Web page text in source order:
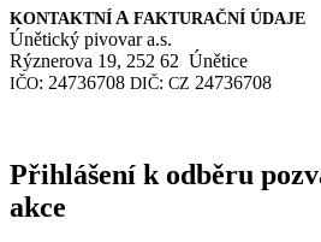
KONTAKTNÍ A FAKTURAČNÍ ÚDAJE
Únětický pivovar a.s.
Rýznerova 19, 252 62 Únětice
IČO: 24736708 DIČ: CZ 24736708
Přihlášení k odběru
akce